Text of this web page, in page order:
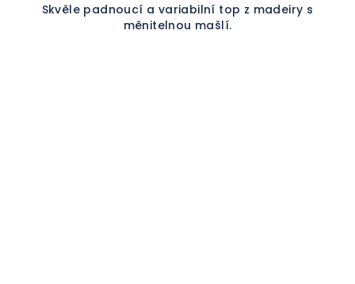
Skvěle padnoucí a variabilní top z madeiry s
měnitelnou mašlí.